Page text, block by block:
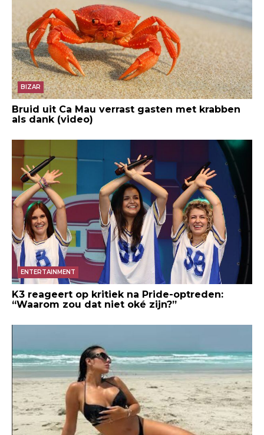
BIZAR
Bruid uit Ca Mau verrast gasten met krabben
als dank (video)
ENTERTAINMENT
K3 reageert op kritiek na Pride-optreden:
“Waarom zou dat niet oké zijn?”